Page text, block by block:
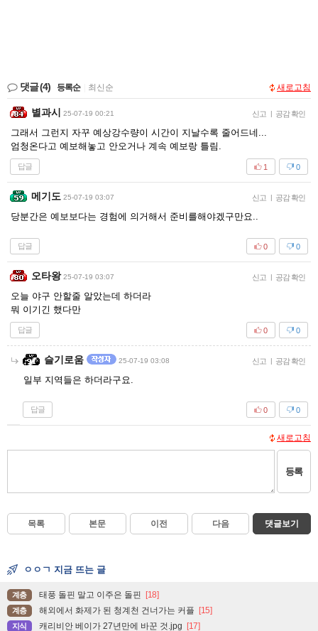
댓글(4) 등록순 최신순 새로고침
별과시 25-07-19 00:21 신고 | 공감 확인
그래서 그런지 자꾸 예상강수량이 시간이 지날수록 줄어드네...
엄청온다고 예보해놓고 안오거나 계속 예보랑 틀림.
답글 0
1
메기도 25-07-19 03:07 신고 | 공감 확인
당분간은 예보보다는 경험에 의거해서 준비를해야겠구만요..
답글 0
0
오타왕 25-07-19 03:07 신고 | 공감 확인
오늘 야구 안할줄 알았는데 하더라
뭐 이기긴 했다만
답글 0
0
슬기로움 25-07-19 03:08 신고 | 공감 확인
일부 지역들은 하더라구요.
답글 0
0
새로고침
등록
목록 본문 이전 다음 댓글보기
ㅇㅇㄱ 지금 뜨는 글
계층 태풍 돌핀 말고 이주은 돌핀 [18]
계층 해외에서 화제가 된 청계천 건너가는 커플 [15]
지식 캐리비안 베이가 27년만에 바꾼 것.jpg [17]